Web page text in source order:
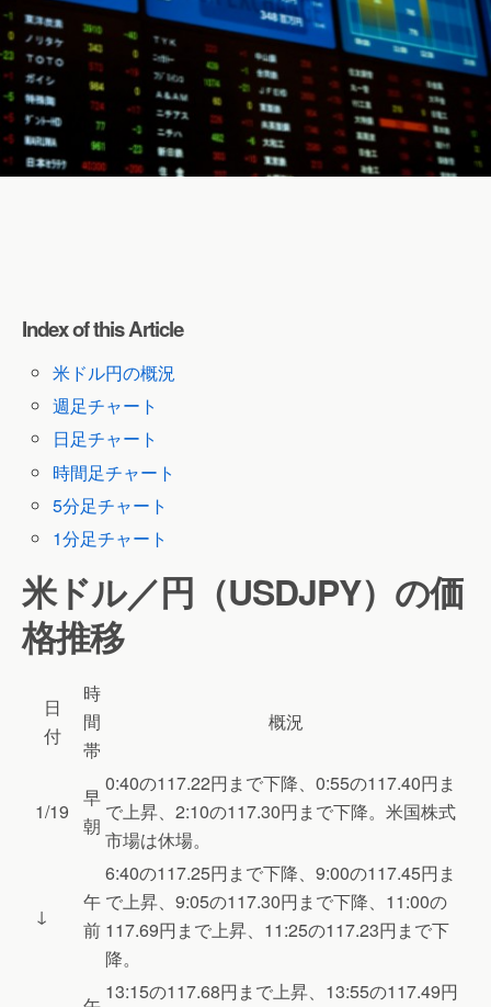
Index of this Article
米ドル円の概況
週足チャート
日足チャート
時間足チャート
5分足チャート
1分足チャート
米ドル／円（USDJPY）の価
格推移
日
付
時
間
帯
概況
1/19
早
朝
0:40の117.22円まで下降、0:55の117.40円ま
で上昇、2:10の117.30円まで下降。米国株式
市場は休場。
↓
午
前
6:40の117.25円まで下降、9:00の117.45円ま
で上昇、9:05の117.30円まで下降、11:00の
117.69円まで上昇、11:25の117.23円まで下
降。
13:15の117.68円まで上昇、13:55の117.49円